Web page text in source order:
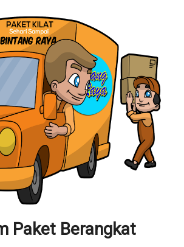
Paket Berangkat